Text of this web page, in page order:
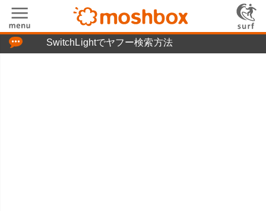
SwitchLightでヤフー検索方法
「つぶやき」の使い方